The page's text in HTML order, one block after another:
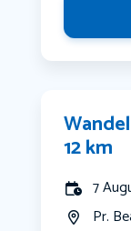
12 km
7
Pr.